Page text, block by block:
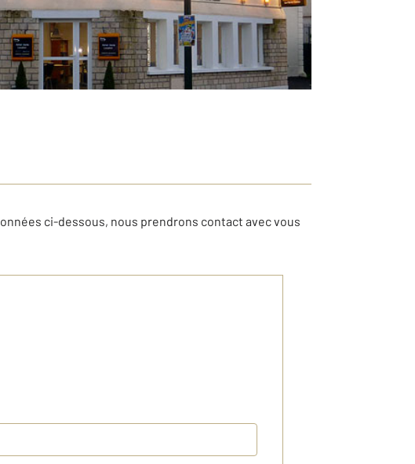
ci-dessous, nous prendrons contact avec vous